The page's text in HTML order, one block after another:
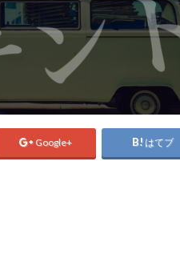
Google+ はてブ